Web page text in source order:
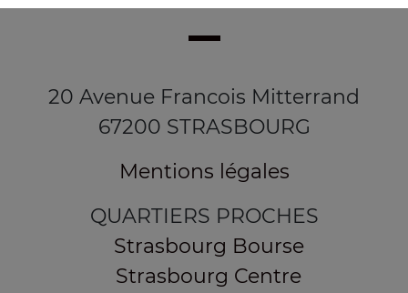
20 Avenue Francois Mitterrand
67200 STRASBOURG
Mentions légales
QUARTIERS PROCHES
Strasbourg Bourse
Strasbourg Centre